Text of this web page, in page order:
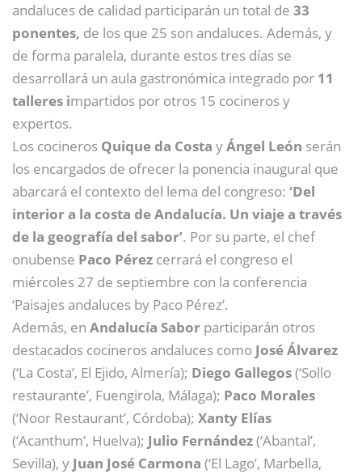
andaluces de calidad participarán un total de 33
ponentes, de los que 25 son andaluces. Además, y
de forma paralela, durante estos tres días se
desarrollará un aula gastronómica integrado por 11
talleres impartidos por otros 15 cocineros y
expertos.
Los cocineros Quique da Costa yÁngel León serán
los encargados de ofrecer la ponencia inaugural que
abarcará el contexto del lema del congreso: ‘Del
interior a la costa de Andalucía. Un viaje a través
de la geografía del sabor’. Por su parte, el chef
onubense Paco Pérez cerrará el congreso el
miércoles 27 de septiembre con la conferencia
‘Paisajes andaluces by Paco Pérez’.
Además, en Andalucía Sabor participarán otros
destacados cocineros andaluces como José Álvarez
(‘La Costa’, El Ejido, Almería); Diego Gallegos(‘Sollo
restaurante’, Fuengirola, Málaga); Paco Morales
(‘Noor Restaurant’, Córdoba); Xanty Elías
(‘Acanthum’, Huelva); Julio Fernández(‘Abantal’,
Sevilla), y Juan José Carmona (‘El Lago’, Marbella,